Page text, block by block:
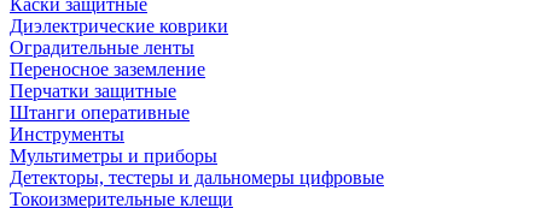
Каски защитные
Диэлектрические коврики
Оградительные ленты
Переносное заземление
Перчатки защитные
Штанги оперативные
Инструменты
Мультиметры и приборы
Детекторы, тестеры и дальномеры цифровые
Токоизмерительные клещи